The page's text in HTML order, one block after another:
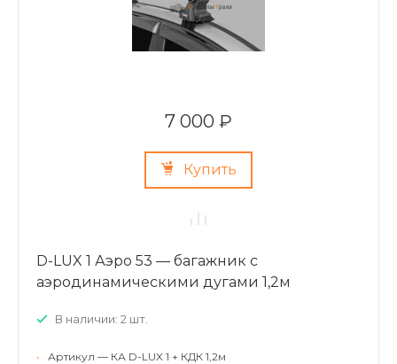
7 000 ₽
Купить
D-LUX 1 Аэро 53 — багажник с
аэродинамическими дугами 1,2м
В наличии: 2 шт.
•
Артикул — КА D-LUX 1 + КДК 1,2м